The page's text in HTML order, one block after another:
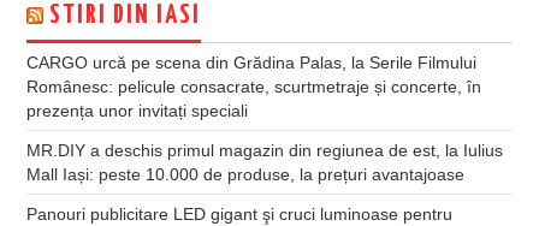
STIRI DIN IASI
CARGO urcă pe scena din Grădina Palas, la Serile Filmului
Românesc: pelicule consacrate, scurtmetraje și concerte, în
prezența unor invitați speciali
MR.DIY a deschis primul magazin din regiunea de est, la Iulius
Mall Iași: peste 10.000 de produse, la prețuri avantajoase
Panouri publicitare LED gigant şi cruci luminoase pentru